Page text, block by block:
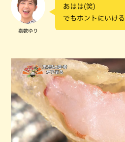
嘉数ゆり
あはは(笑)
でもホントにいける